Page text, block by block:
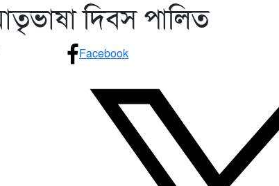
দিবস পালিত
Facebook